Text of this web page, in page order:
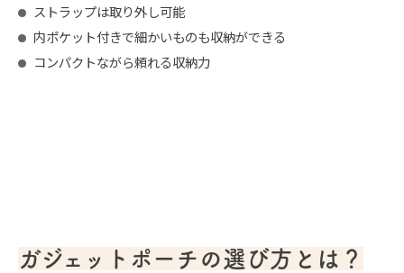
ストラップは取り外し可能
内ポケット付きで細かいものも収納ができる
コンパクトながら頼れる収納力
ガジェットポーチの選び方とは？